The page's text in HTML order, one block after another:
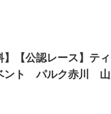
【公認レース】テ
ント パルク赤川 山